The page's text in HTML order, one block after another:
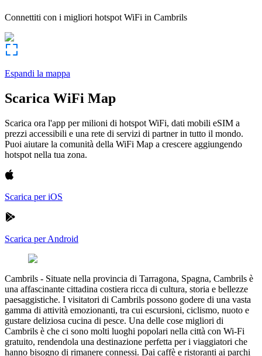
Connettiti con i migliori hotspot WiFi in Cambrils
Espandi la mappa
Scarica WiFi Map
Scarica ora l'app per milioni di hotspot WiFi, dati mobili eSIM a
prezzi accessibili e una rete di servizi di partner in tutto il mondo.
Puoi aiutare la comunità della WiFi Map a crescere aggiungendo
hotspot nella tua zona.
Scarica per iOS
Scarica per Android
Cambrils - Situate nella provincia di Tarragona, Spagna, Cambrils è
una affascinante cittadina costiera ricca di cultura, storia e bellezze
paesaggistiche. I visitatori di Cambrils possono godere di una vasta
gamma di attività emozionanti, tra cui escursioni, ciclismo, nuoto e
gustare deliziosa cucina di pesce. Una delle cose migliori di
Cambrils è che ci sono molti luoghi popolari nella città con Wi-Fi
gratuito, rendendola una destinazione perfetta per i viaggiatori che
hanno bisogno di rimanere connessi. Dai caffè e ristoranti ai parchi